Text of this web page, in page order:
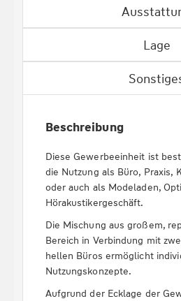
Lage
Beschreibung
Diese Gewerbeeinheit ist
die Nutzung als Büro, Praxis,
oder auch als Modeladen,
Hörakustikergeschäft.
Die Mischung aus großem,
Bereich in Verbindung mit
hellen Büros ermöglicht
Nutzungskonzepte.
Aufgrund der Ecklage der